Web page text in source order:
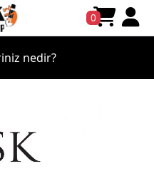
0
nedir?